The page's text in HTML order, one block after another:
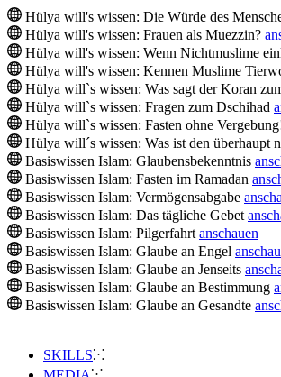
Hülya will's wissen: Die Würde des
Hülya will's wissen: Frauen als Muezzin?
Hülya will's wissen: Wenn Nichtmuslime
Hülya will's wissen: Kennen Muslime
Hülya will`s wissen: Was sagt der Koran
Hülya will`s wissen: Fragen zum Dschihad
Hülya will`s wissen: Fasten ohne
Hülya will´s wissen: Was ist den überhaupt
Basiswissen Islam: Glaubensbekenntnis
Basiswissen Islam: Fasten im Ramadan
Basiswissen Islam: Vermögensabgabe
Basiswissen Islam: Das tägliche Gebet
Basiswissen Islam: Pilgerfahrt anschauen
Basiswissen Islam: Glaube an Engel
Basiswissen Islam: Glaube an Jenseits
Basiswissen Islam: Glaube an Bestimmung
Basiswissen Islam: Glaube an Gesandte
SKILLS